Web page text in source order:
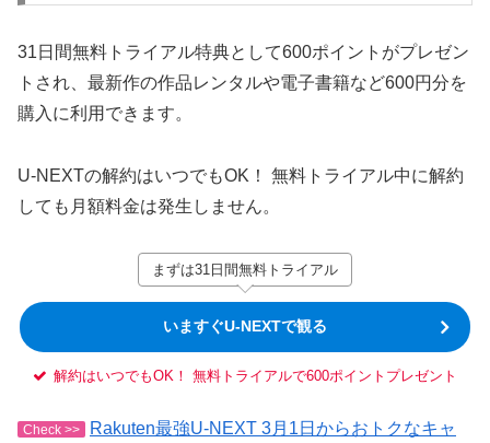
31日間無料トライアル特典として600ポイントがプレゼン
トされ、最新作の作品レンタルや電子書籍など600円分を
購入に利用できます。
U-NEXTの解約はいつでもOK！ 無料トライアル中に解約
しても月額料金は発生しません。
まずは31日間無料トライアル
いますぐU-NEXTで観る
解約はいつでもOK！ 無料トライアルで600ポイントプレゼント
Check >>
Rakuten最強U-NEXT 3月1日からおトクなキャ